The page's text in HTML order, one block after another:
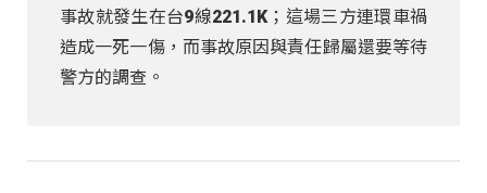
事故就發生在台9線221.1K；這場三方連環車禍
造成一死一傷，而事故原因與責任歸屬還要等待
警方的調查。